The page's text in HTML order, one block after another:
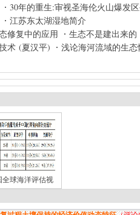
30年的重生:审视圣海伦火山爆发
江苏东太湖湿地简介
修复中的应用
生态不是建出来的
术 (夏汉平)
浅论海河流域的生态
全球海洋评估视